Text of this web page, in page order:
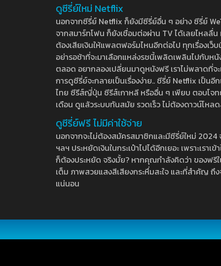
ดูซีรี่ย์ใหม่ Netflix
นอกจากซีรี่ย์ Netflix ก็ยังมีซีรี่ย์อื่น ๆ อย่าง ซีรี่ย์
จากสมาร์ทโฟน ก็ยังเชื่อมต่อผ่าน TV ได้เลยไหลลื่
ต้องเสียเงินให้แพลตฟอร์มไหนอีกต่อไป ทุกเรื่องเว็
อย่ารอช้าที่จะมาเลือกแหล่งรชนี้เพลิดเพลินไปกับห
ตลอด อยากลองเปลี่ยนมาดูหนังฟรี เราไม่พลาดที่
การดูซีรี่ย์จะกลายเป็นเรื่องง่าย.. ซีรี่ย์ Netflix เป็น
ไทย ซีรีส์ญี่ปุ่น ซีรีส์เกาหลี หรืออื่น ๆ เพียบ ตอบโจท
เดือน ดูแล้วระบบทันสมัย รวดเร็ว ไม่ต้องดาวน์โห
ดูซีรี่ย์ฟรี ไม่มีค่าใช้จ่าย
นอกจากจะไม่ต้องสมัครสมาชิกและมีซีรี่ย์ใหม่
ฯลฯ ประหยัดเงินในกระเป๋าไปได้อีกเยอะ เพราะเร
ก็ต้องประหยัด จริงมั้ย? หากคุณกำลังคิดว่า ของฟ
เต็ม ภาพสวยแสงสีเสียงกระหึ่มสะใจ และที่สำคัญ
แน่นอน